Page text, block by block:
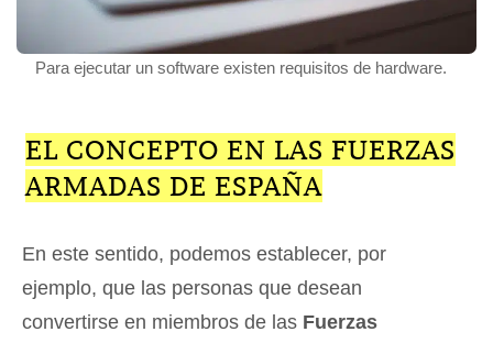
Para ejecutar un software existen requisitos de hardware.
EL CONCEPTO EN LAS FUERZAS
ARMADAS DE ESPAÑA
En este sentido, podemos establecer, por
ejemplo, que las personas que desean
convertirse en miembros de las Fuerzas